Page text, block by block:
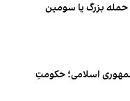
بزرگ یا سومین
اسلامی؛ حکومتِ